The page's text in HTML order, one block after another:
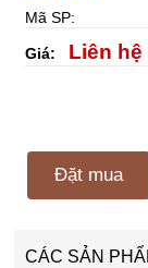
Mã SP:
Giá: Liên hệ
Đặt mua
CÁC SẢN